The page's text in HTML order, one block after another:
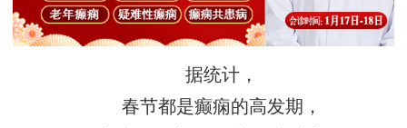
据统计，
春节都是癫痫的高发期，